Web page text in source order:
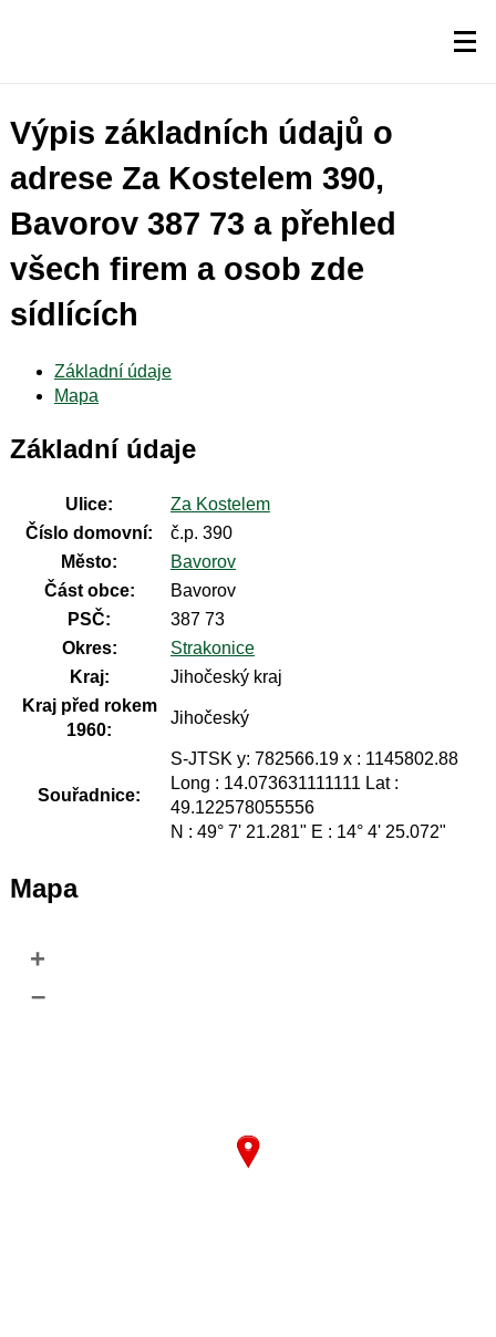
Výpis základních údajů o
adrese Za Kostelem 390,
Bavorov 387 73 a přehled
všech firem a osob zde
sídlících
Základní údaje
Mapa
Základní údaje
Ulice:
Za Kostelem
Číslo domovní:
č.p. 390
Město:
Bavorov
Část obce:
Bavorov
PSČ:
387 73
Okres:
Strakonice
Kraj:
Jihočeský kraj
Kraj před rokem
1960:
Jihočeský
Souřadnice:
S-JTSK y: 782566.19 x : 1145802.88
Long : 14.073631111111 Lat :
49.122578055556
N : 49° 7' 21.281" E : 14° 4' 25.072"
Mapa
+
–